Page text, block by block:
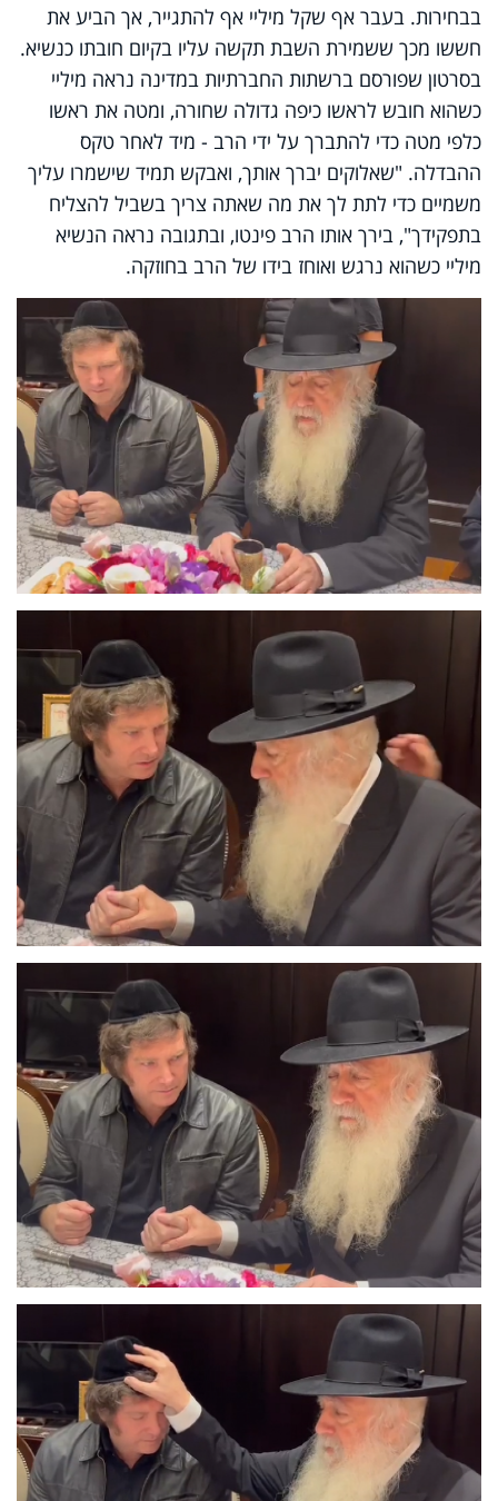
בבחירות. בעבר אף שקל מיליי אף להתגייר, אך הביע את
חששו מכך ששמירת השבת תקשה עליו בקיום חובתו כנשיא.
בסרטון שפורסם ברשתות החברתיות במדינה נראה מיליי
כשהוא חובש לראשו כיפה גדולה שחורה, ומטה את ראשו
כלפי מטה כדי להתברך על ידי הרב - מיד לאחר טקס
ההבדלה. "שאלוקים יברך אותך, ואבקש תמיד שישמרו עליך
משמיים כדי לתת לך את מה שאתה צריך בשביל להצליח
בתפקידך", בירך אותו הרב פינטו, ובתגובה נראה הנשיא
מיליי כשהוא נרגש ואוחז בידו של הרב בחוזקה.